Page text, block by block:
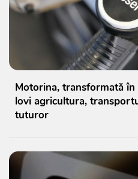
Motorina, transformată în
lovi agricultura,
tuturor